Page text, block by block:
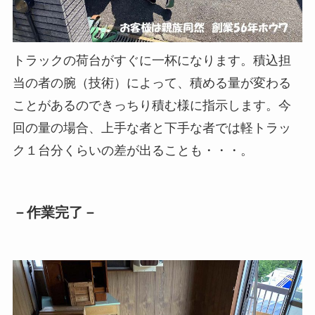
トラックの荷台がすぐに一杯になります。積込担
当の者の腕（技術）によって、積める量が変わる
ことがあるのできっちり積む様に指示します。今
回の量の場合、上手な者と下手な者では軽トラッ
ク１台分くらいの差が出ることも・・・。
－作業完了－